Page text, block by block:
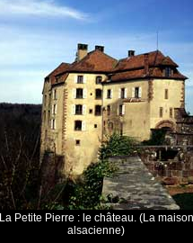
La Petite Pierre : le château. (La maison
alsacienne)